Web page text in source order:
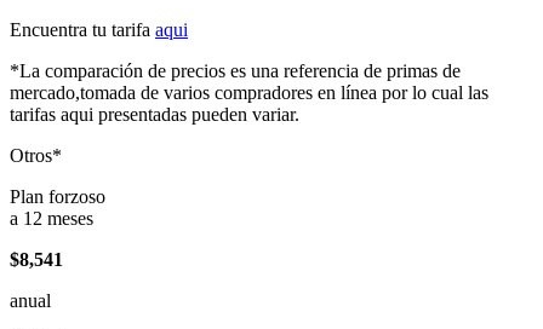
Encuentra tu tarifa aqui
*La comparación de precios es una referencia de primas de
mercado,tomada de varios compradores en línea por lo cual las
tarifas aqui presentadas pueden variar.
Otros*
Plan forzoso
a 12 meses
$8,541
anual